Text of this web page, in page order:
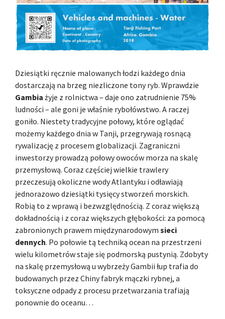
Dziesiątki ręcznie malowanych łodzi każdego dnia
dostarczają na brzeg niezliczone tony ryb. Wprawdzie
Gambia żyje z rolnictwa – daje ono zatrudnienie 75%
ludności – ale goni je właśnie rybołówstwo. A raczej
goniło. Niestety tradycyjne połowy, które oglądać
możemy każdego dnia w Tanji, przegrywają rosnącą
rywalizację z procesem globalizacji. Zagraniczni
inwestorzy prowadzą połowy owoców morza na skalę
przemysłową. Coraz częściej wielkie trawlery
przeczesują okoliczne wody Atlantyku i odławiają
jednorazowo dziesiątki tysięcy stworzeń morskich.
Robią to z wprawą i bezwzględnością. Z coraz większą
dokładnością i z coraz większych głębokości: za pomocą
zabronionych prawem międzynarodowym sieci
dennych. Po połowie tą techniką ocean na przestrzeni
wielu kilometrów staje się podmorską pustynią. Zdobyty
na skalę przemysłową u wybrzeży Gambii łup trafia do
budowanych przez Chiny fabryk mączki rybnej, a
toksyczne odpady z procesu przetwarzania trafiają
ponownie do oceanu…